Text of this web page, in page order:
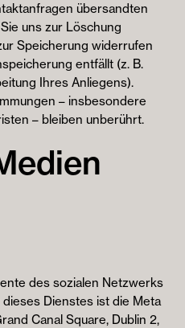
übersandten
uns zur Löschung
Speicherung widerrufen
entfällt (z. B.
Ihres Anliegens).
– insbesondere
– bleiben unberührt.
des sozialen Netzwerks
Dienstes ist die Meta
Canal Square, Dublin 2,